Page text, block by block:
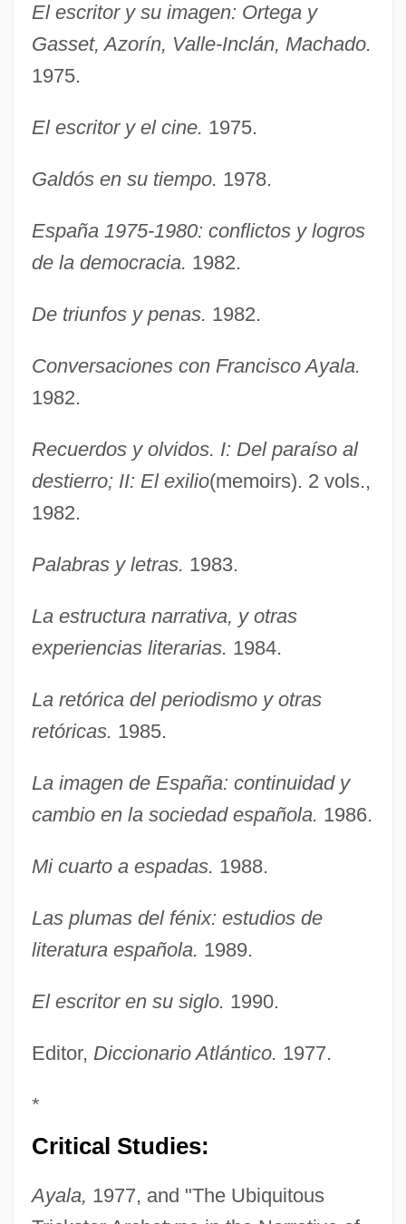
El escritor y su imagen: Ortega y
Gasset, Azorín, Valle-Inclán, Machado.
1975.
El escritor y el cine. 1975.
Galdós en su tiempo. 1978.
España 1975-1980: conflictos y logros
de la democracia. 1982.
De triunfos y penas. 1982.
Conversaciones con Francisco Ayala.
1982.
Recuerdos y olvidos. I: Del paraíso al
destierro; II: El exilio(memoirs). 2 vols.,
1982.
Palabras y letras. 1983.
La estructura narrativa, y otras
experiencias literarias. 1984.
La retórica del periodismo y otras
retóricas. 1985.
La imagen de España: continuidad y
cambio en la sociedad española. 1986.
Mi cuarto a espadas. 1988.
Las plumas del fénix: estudios de
literatura española. 1989.
El escritor en su siglo. 1990.
Editor, Diccionario Atlántico. 1977.
*
Critical Studies:
Ayala, 1977, and "The Ubiquitous